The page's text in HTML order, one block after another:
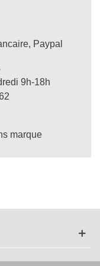
Paypal
9h-18h
marque